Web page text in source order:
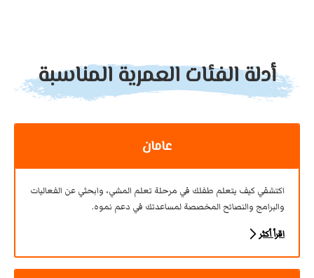
أدلة الفئات العمرية المناسبة
عامان
اكتشفي كيف يتعلم طفلك في مرحلة تعلم المشي، وابحثي عن الفعاليات
والبرامج والنصائح المخصصة لمساعدتك في دعم نموه.
اقرأ أكثر